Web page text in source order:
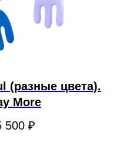
(разные цвета).
More
500 ₽